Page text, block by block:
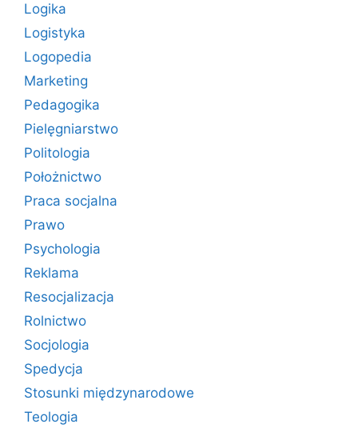
Logika
Logistyka
Logopedia
Marketing
Pedagogika
Pielęgniarstwo
Politologia
Położnictwo
Praca socjalna
Prawo
Psychologia
Reklama
Resocjalizacja
Rolnictwo
Socjologia
Spedycja
Stosunki międzynarodowe
Teologia